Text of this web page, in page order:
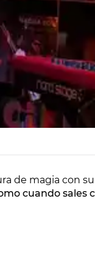
de magia con
cuando sales